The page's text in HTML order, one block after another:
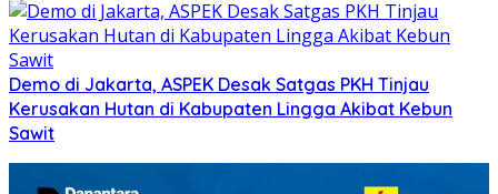
Demo di Jakarta, ASPEK Desak Satgas PKH Tinjau
Kerusakan Hutan di Kabupaten Lingga Akibat Kebun
Sawit